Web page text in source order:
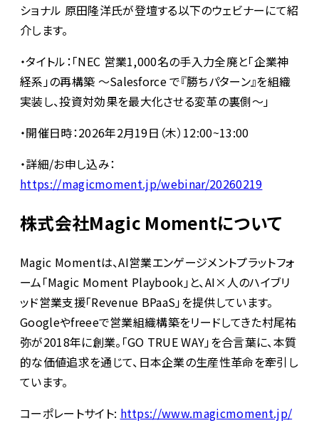
ショナル 原田隆洋氏が登壇する以下のウェビナーにて紹
介します。
・タイトル：「NEC 営業1,000名の手入力全廃と「企業神
経系」の再構築 〜Salesforce で『勝ちパターン』を組織
実装し、投資対効果を最大化させる変革の裏側〜」
・開催日時：2026年2月19日（木）12:00~13:00
・詳細/お申し込み：
https://magicmoment.jp/webinar/20260219
株式会社Magic Momentについて
Magic Momentは、AI営業エンゲージメントプラットフォ
ーム「Magic Moment Playbook」と、AI×人のハイブリ
ッド営業支援「Revenue BPaaS」を提供しています。
Googleやfreeeで営業組織構築をリードしてきた村尾祐
弥が2018年に創業。「GO TRUE WAY」を合言葉に、本質
的な価値追求を通じて、日本企業の生産性革命を牽引し
ています。
コーポレートサイト: https://www.magicmoment.jp/